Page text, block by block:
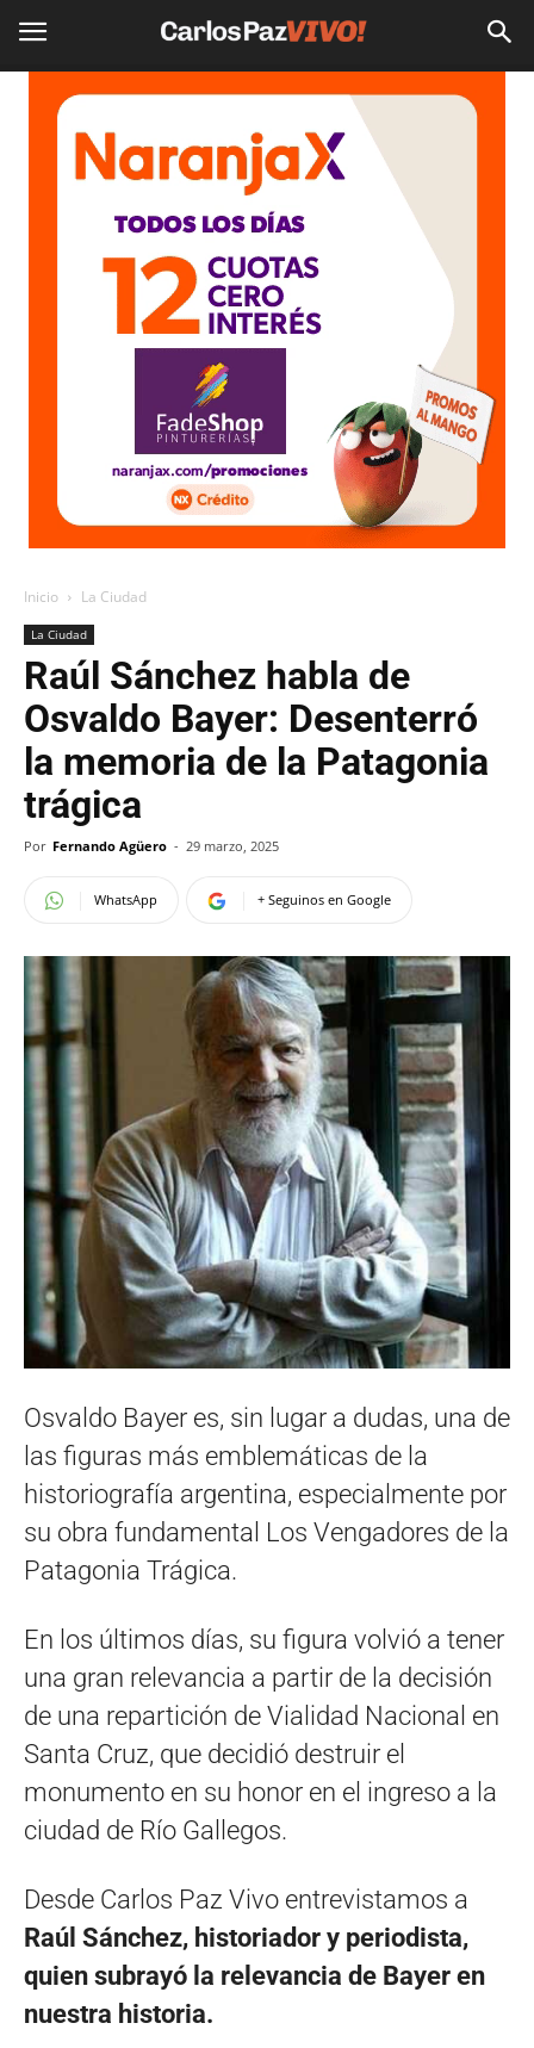
Inicio La Ciudad
La Ciudad
Raúl Sánchez habla de
Osvaldo Bayer: Desenterró
la memoria de la Patagonia
trágica
Por Fernando Agüero - 29 marzo, 2025
WhatsApp + Seguinos en Google
Osvaldo Bayer es, sin lugar a dudas, una de
las figuras más emblemáticas de la
historiografía argentina, especialmente por
su obra fundamental Los Vengadores de la
Patagonia Trágica.
En los últimos días, su figura volvió a tener
una gran relevancia a partir de la decisión
de una repartición de Vialidad Nacional en
Santa Cruz, que decidió destruir el
monumento en su honor en el ingreso a la
ciudad de Río Gallegos.
Desde Carlos Paz Vivo entrevistamos a
Raúl Sánchez, historiador y periodista,
quien subrayó la relevancia de Bayer en
nuestra historia.